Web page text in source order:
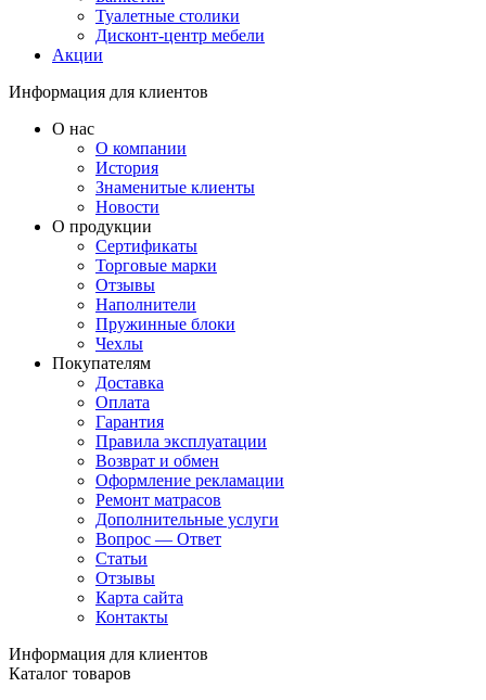
Туалетные столики
Дисконт-центр мебели
Акции
Информация для клиентов
О нас
О компании
История
Знаменитые клиенты
Новости
О продукции
Сертификаты
Торговые марки
Отзывы
Наполнители
Пружинные блоки
Чехлы
Покупателям
Доставка
Оплата
Гарантия
Правила эксплуатации
Возврат и обмен
Оформление рекламации
Ремонт матрасов
Дополнительные услуги
Вопрос — Ответ
Статьи
Отзывы
Карта сайта
Контакты
Информация для клиентов
Каталог товаров